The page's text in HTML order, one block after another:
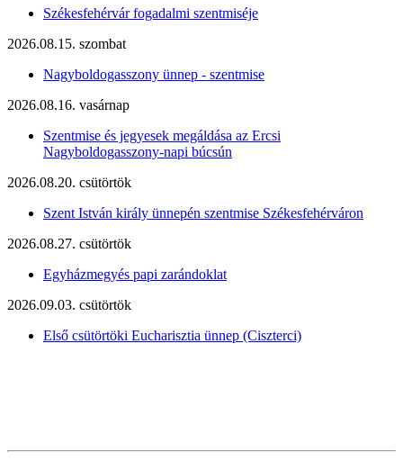
Székesfehérvár fogadalmi szentmiséje
2026.08.15. szombat
Nagyboldogasszony ünnep - szentmise
2026.08.16. vasárnap
Szentmise és jegyesek megáldása az Ercsi
Nagyboldogasszony-napi búcsún
2026.08.20. csütörtök
Szent István király ünnepén szentmise Székesfehérváron
2026.08.27. csütörtök
Egyházmegyés papi zarándoklat
2026.09.03. csütörtök
Első csütörtöki Eucharisztia ünnep (Ciszterci)